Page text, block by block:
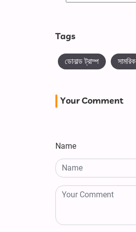
Tags
ডোনাল্ড ট্রাম্প সামরিক
Your Comment
Name